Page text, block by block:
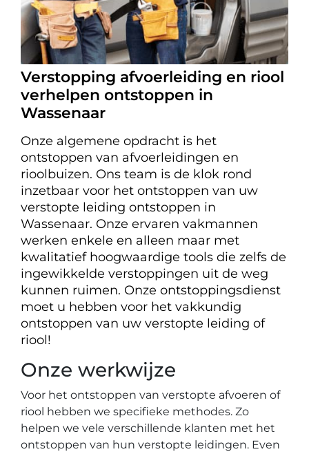
Verstopping afvoerleiding en riool
verhelpen ontstoppen in
Wassenaar
Onze algemene opdracht is het
ontstoppen van afvoerleidingen en
rioolbuizen. Ons team is de klok rond
inzetbaar voor het ontstoppen van uw
verstopte leiding ontstoppen in
Wassenaar. Onze ervaren vakmannen
werken enkele en alleen maar met
kwalitatief hoogwaardige tools die zelfs de
ingewikkelde verstoppingen uit de weg
kunnen ruimen. Onze ontstoppingsdienst
moet u hebben voor het vakkundig
ontstoppen van uw verstopte leiding of
riool!
Onze werkwijze
Voor het ontstoppen van verstopte afvoeren of
riool hebben we specifieke methodes. Zo
helpen we vele verschillende klanten met het
ontstoppen van hun verstopte leidingen. Even